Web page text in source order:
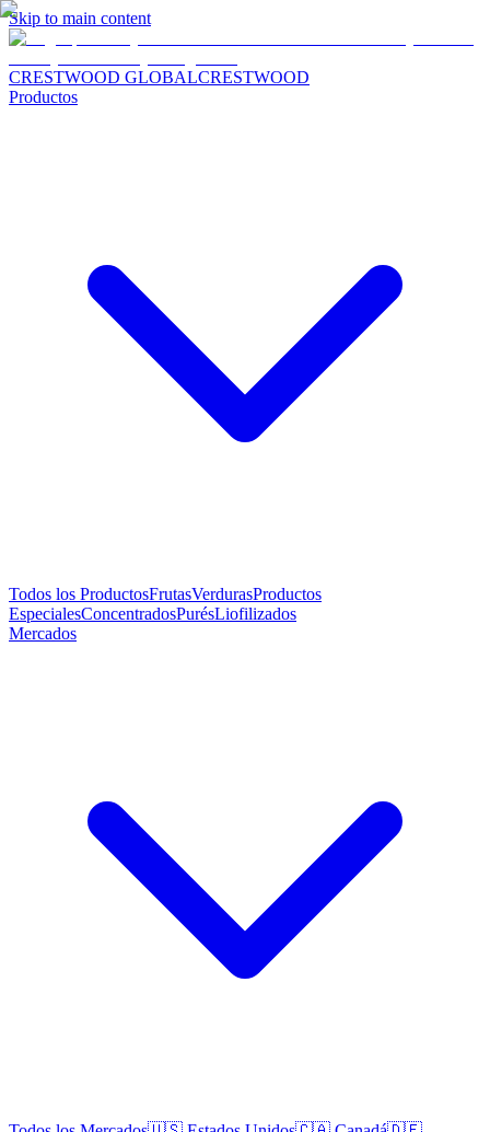
Skip to main content
CRESTWOOD GLOBALCRESTWOOD
Productos
Todos los ProductosFrutasVerdurasProductos
EspecialesConcentradosPurésLiofilizados
Mercados